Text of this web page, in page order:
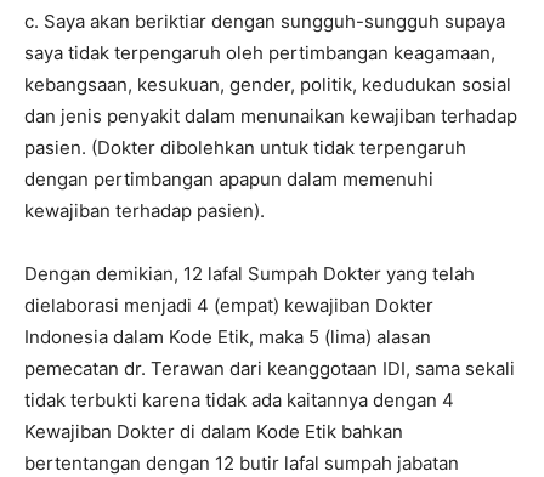
c. Saya akan beriktiar dengan sungguh-sungguh supaya
saya tidak terpengaruh oleh pertimbangan keagamaan,
kebangsaan, kesukuan, gender, politik, kedudukan sosial
dan jenis penyakit dalam menunaikan kewajiban terhadap
pasien. (Dokter dibolehkan untuk tidak terpengaruh
dengan pertimbangan apapun dalam memenuhi
kewajiban terhadap pasien).
Dengan demikian, 12 lafal Sumpah Dokter yang telah
dielaborasi menjadi 4 (empat) kewajiban Dokter
Indonesia dalam Kode Etik, maka 5 (lima) alasan
pemecatan dr. Terawan dari keanggotaan IDI, sama sekali
tidak terbukti karena tidak ada kaitannya dengan 4
Kewajiban Dokter di dalam Kode Etik bahkan
bertentangan dengan 12 butir lafal sumpah jabatan